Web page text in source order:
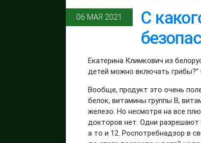
06 МАЯ 2021
С
Екатерина Климкович из
детей можно включать грибы?”
Вообще, продукт это очень
белок, витамины группы В,
железо. Но несмотря на все
докторов нет. Одни разрешают
а то и 12. Роспотребнадзор в